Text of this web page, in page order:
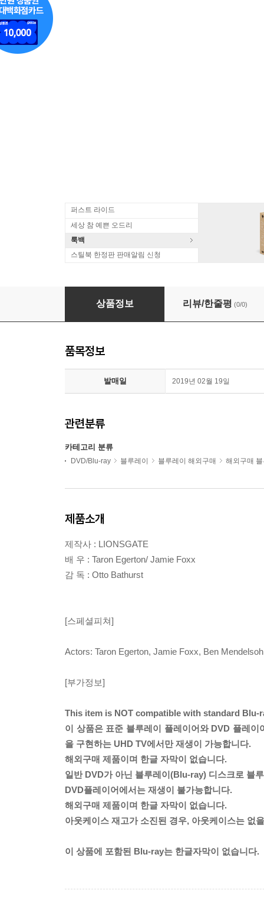
퍼스트 라이드
세상 참 예쁜 오드리
룩백
스틸북 한정판 판매알림 신청
Robin Hood (후드) (2018) (한글무자막)(4K
상품정보 리뷰/한줄평 (0/0)
품목정보
발매일 2019년 02월 19일
관련분류
카테고리 분류
DVD/Blu-ray 블루레이 블루레이 해외구매 해외구매
제품소개
제작사 : LIONSGATE
배 우 : Taron Egerton/ Jamie Foxx
감 독 : Otto Bathurst
[스페셜피쳐]
Actors: Taron Egerton, Jamie Foxx, Ben
[부가정보]
This item is NOT compatible with standard Blu-
이 상품은 표준 블루레이 플레이어와 DVD 플레
을 구현하는 UHD TV에서만 재생이 가능합니다.
해외구매 제품이며 한글 자막이 없습니다.
일반 DVD가 아닌 블루레이(Blu-ray) 디스크로 블
DVD플레이어에서는 재생이 불가능합니다.
해외구매 제품이며 한글 자막이 없습니다.
아웃케이스 재고가 소진된 경우, 아웃케이스는 없
이 상품에 포함된 Blu-ray는 한글자막이 없습니다.